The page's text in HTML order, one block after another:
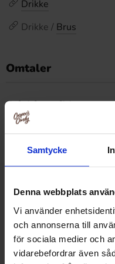
Samtycke
Denna webbplats
Vi använder
och annonserna till
för sociala medier och
vidarebefordrar även
Drikke
Drikke / Brus
Omtaler
Prishistorikk
Laveste pris de siste 30